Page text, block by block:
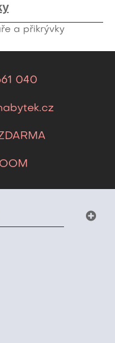
a přikrývky
040